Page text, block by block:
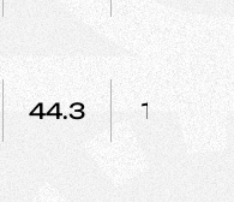
44.3 12.7